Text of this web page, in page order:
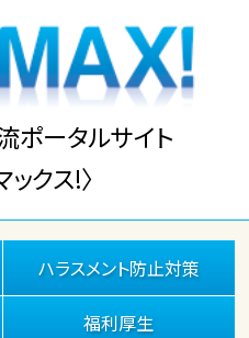
ポータルサイト
ックス!〉
ハラスメント防止対策
福利厚生